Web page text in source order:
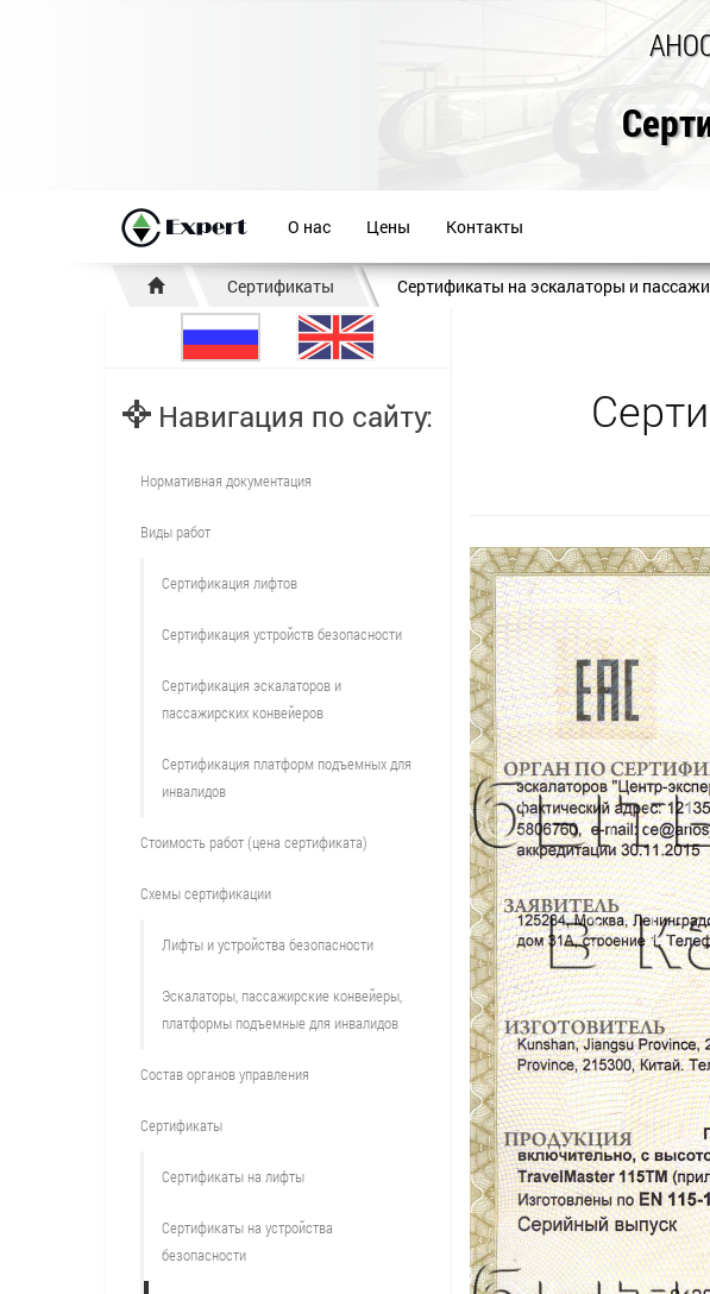
О нас Цены Контакты
Сертификаты Сертификаты на эскалаторы и
Навигация по сайту:
Нормативная документация
Виды работ
Сертификация лифтов
Сертификация устройств безопасности
Сертификация эскалаторов и
пассажирских конвейеров
Сертификация платформ подъемных для
инвалидов
Стоимость работ (цена сертификата)
Схемы сертификации
Лифты и устройства безопасности
Эскалаторы, пассажирские конвейеры,
платформы подъемные для инвалидов
Состав органов управления
Сертификаты
Сертификаты на лифты
Сертификаты на устройства
безопасности